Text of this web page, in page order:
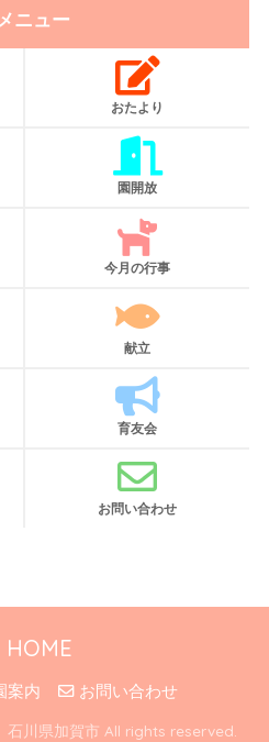
ニュー
おたより
園開放
今月の行事
献立
育友会
お問い合わせ
HOME
案内 お問い合わせ
川県加賀市 All rights reserved.